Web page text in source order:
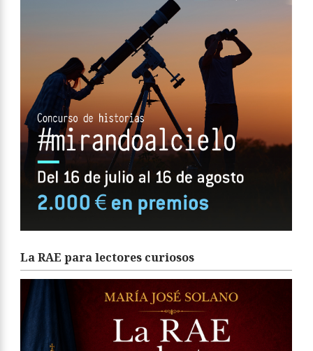
La RAE para lectores curiosos